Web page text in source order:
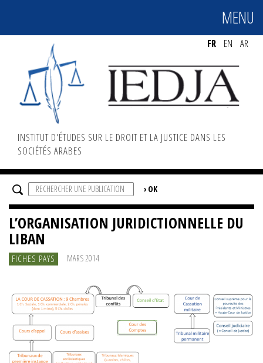
MENU
FR EN AR
INSTITUT D'ÉTUDES SUR LE DROIT ET LA JUSTICE DANS LES
SOCIÉTÉS ARABES
L’ORGANISATION JURIDICTIONNELLE DU
LIBAN
FICHES PAYS MARS 2014